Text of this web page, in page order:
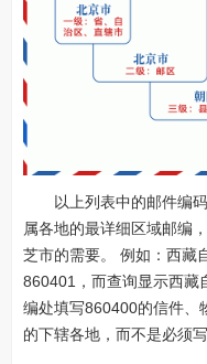
以上列表中的邮件编
属各地的最详细区域邮编
芝市的需要。 例如：西藏
860401，而查询显示西藏
编处填写860400的信件、
的下辖各地，而不是必须